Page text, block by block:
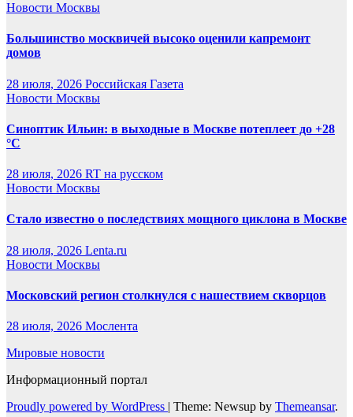
Новости Москвы
Большинство москвичей высоко оценили капремонт
домов
28 июля, 2026 Российская Газета
Новости Москвы
Синоптик Ильин: в выходные в Москве потеплеет до +28
°C
28 июля, 2026 RT на русском
Новости Москвы
Стало известно о последствиях мощного циклона в Москве
28 июля, 2026 Lenta.ru
Новости Москвы
Московский регион столкнулся с нашествием скворцов
28 июля, 2026 Мослента
Мировые новости
Информационный портал
Proudly powered by WordPress | Theme: Newsup by Themeansar.